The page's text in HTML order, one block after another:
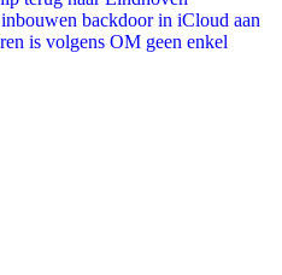
backdoor in iCloud aan
is volgens OM geen enkel